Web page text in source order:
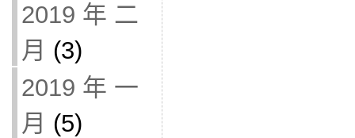
2019 年 二
月 (3)
2019 年 一
月 (5)